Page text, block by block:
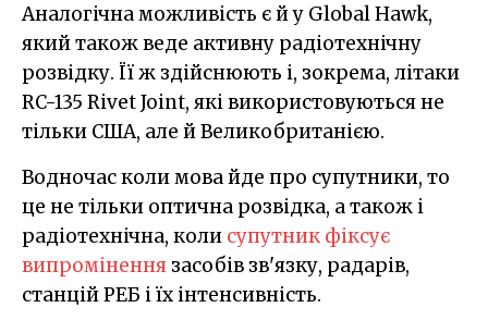
Аналогічна можливість є й у Global Hawk,
який також веде активну радіотехнічну
розвідку. Її ж здійснюють і, зокрема, літаки
RC-135 Rivet Joint, які використовуються не
тільки США, але й Великобританією.
Водночас коли мова йде про супутники, то
це не тільки оптична розвідка, а також і
радіотехнічна, коли супутник фіксує
випромінення засобів зв'язку, радарів,
станцій РЕБ і їх інтенсивність.